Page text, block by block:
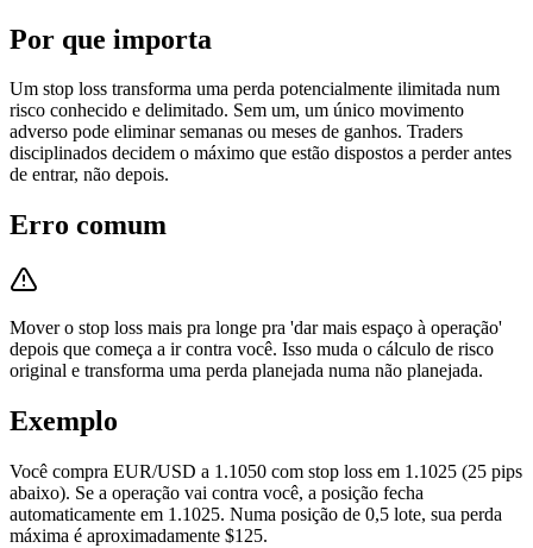
Por que importa
Um stop loss transforma uma perda potencialmente ilimitada num
risco conhecido e delimitado. Sem um, um único movimento
adverso pode eliminar semanas ou meses de ganhos. Traders
disciplinados decidem o máximo que estão dispostos a perder antes
de entrar, não depois.
Erro comum
Mover o stop loss mais pra longe pra 'dar mais espaço à operação'
depois que começa a ir contra você. Isso muda o cálculo de risco
original e transforma uma perda planejada numa não planejada.
Exemplo
Você compra EUR/USD a 1.1050 com stop loss em 1.1025 (25 pips
abaixo). Se a operação vai contra você, a posição fecha
automaticamente em 1.1025. Numa posição de 0,5 lote, sua perda
máxima é aproximadamente $125.